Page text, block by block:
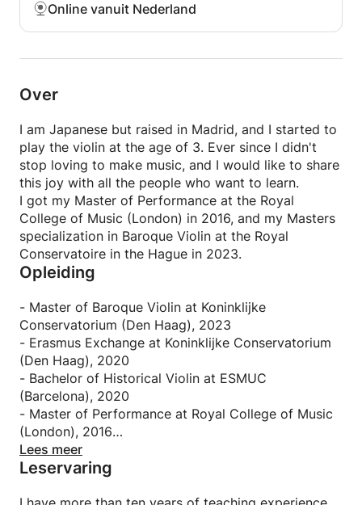
Online vanuit Nederland
Over
I am Japanese but raised in Madrid, and I started to
play the violin at the age of 3. Ever since I didn't
stop loving to make music, and I would like to share
this joy with all the people who want to learn.
I got my Master of Performance at the Royal
College of Music (London) in 2016, and my Masters
specialization in Baroque Violin at the Royal
Conservatoire in the Hague in 2023.
Opleiding
- Master of Baroque Violin at Koninklijke
Conservatorium (Den Haag), 2023
- Erasmus Exchange at Koninklijke Conservatorium
(Den Haag), 2020
- Bachelor of Historical Violin at ESMUC
(Barcelona), 2020
- Master of Performance at Royal College of Music
(London), 2016
- Bachelor of Music at Musikene (Basque Country,
Spain), 2014
Lees meer
Leservaring